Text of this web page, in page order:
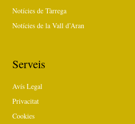
Notícies de Tàrrega
Notícies de la Vall d’Aran
Serveis
Avís Legal
Privacitat
Cookies